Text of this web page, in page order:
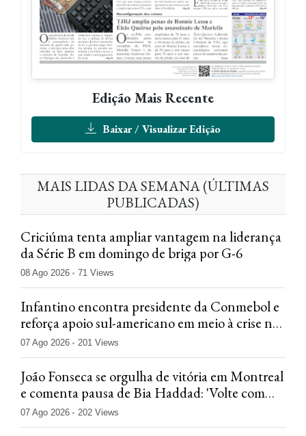
Edição Mais Recente
Baixar / Visualizar Edição
MAIS LIDAS DA SEMANA (ÚLTIMAS
PUBLICADAS)
Criciúma tenta ampliar vantagem na liderança
da Série B em domingo de briga por G-6
08 Ago 2026 71 Views
Infantino encontra presidente da Conmebol e
reforça apoio sul-americano em meio à crise na
Fifa
07 Ago 2026 201 Views
João Fonseca se orgulha de vitória em Montreal
e comenta pausa de Bia Haddad: 'Volte com
tudo'
07 Ago 2026 202 Views